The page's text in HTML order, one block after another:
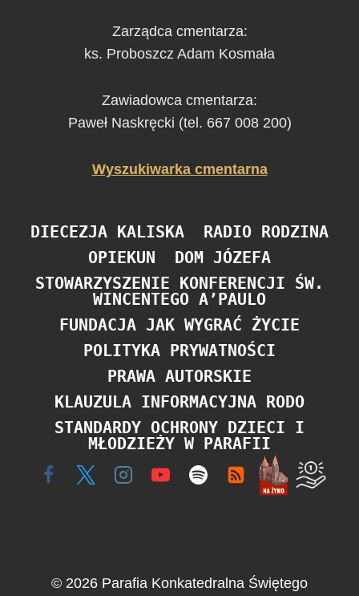
Zarządca cmentarza:
ks. Proboszcz Adam Kosmała
Zawiadowca cmentarza:
Paweł Naskręcki (tel. 667 008 200)
Wyszukiwarka cmentarna
DIECEZJA KALISKA
RADIO RODZINA
OPIEKUN
DOM JÓZEFA
STOWARZYSZENIE KONFERENCJI ŚW.
WINCENTEGO A’PAULO
FUNDACJA JAK WYGRAĆ ŻYCIE
POLITYKA PRYWATNOŚCI
PRAWA AUTORSKIE
KLAUZULA INFORMACYJNA RODO
STANDARDY OCHRONY DZIECI I
MŁODZIEŻY W PARAFII
© 2026 Parafia Konkatedralna Świętego